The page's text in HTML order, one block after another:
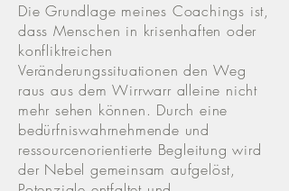
Die Grundlage meines Coachings ist,
dass Menschen in krisenhaften oder
konfliktreichen
Veränderungssituationen den Weg
raus aus dem Wirrwarr alleine nicht
mehr sehen können. Durch eine
bedürfniswahrnehmende und
ressourcenorientierte Begleitung wird
der Nebel gemeinsam aufgelöst,